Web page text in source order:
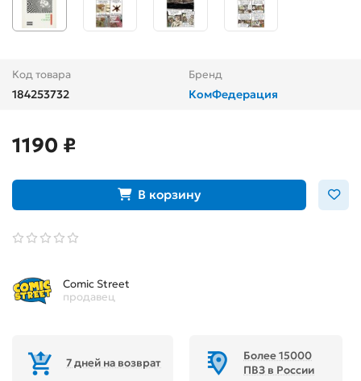
Код товара
184253732
Бренд
КомФедерация
1190 ₽
В корзину
Comic Street
продавец
7 дней на возврат
Более 15000
ПВЗ в России